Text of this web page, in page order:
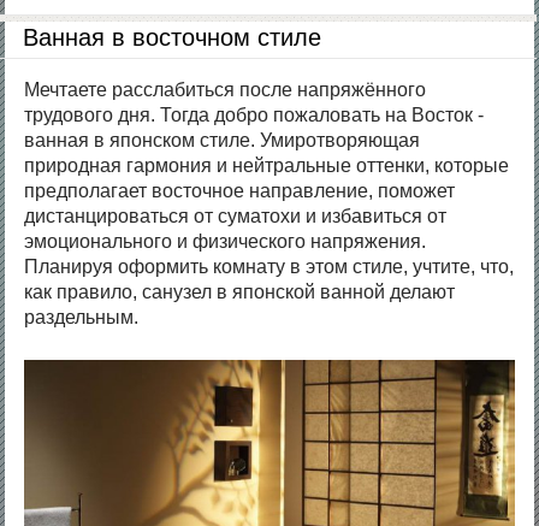
Ванная в восточном стиле
Мечтаете расслабиться после напряжённого
трудового дня. Тогда добро пожаловать на Восток -
ванная в японском стиле. Умиротворяющая
природная гармония и нейтральные оттенки, которые
предполагает восточное направление, поможет
дистанцироваться от суматохи и избавиться от
эмоционального и физического напряжения.
Планируя оформить комнату в этом стиле, учтите, что,
как правило, санузел в японской ванной делают
раздельным.